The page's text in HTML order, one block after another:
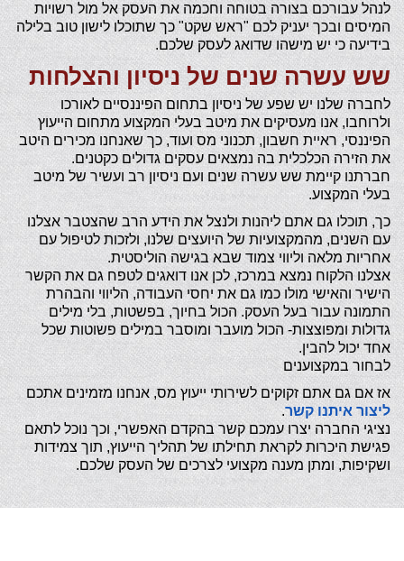
לנהל עבורכם בצורה בטוחה וחכמה את העסק אל מול רשויות
המיסים ובכך יעניק לכם "ראש שקט" כך שתוכלו לישון טוב בלילה
בידיעה כי יש מישהו שדואג לעסק שלכם.
שש עשרה שנים של ניסיון והצלחות
לחברה שלנו יש שפע של ניסיון בתחום הפיננסיים לאורכו
ולרוחבו, אנו מעסיקים את מיטב בעלי המקצוע מתחום הייעוץ
הפיננסי, ראיית חשבון, תכנוני מס ועוד, כך שאנחנו מכירים היטב
את הזירה הכלכלית בה נמצאים עסקים גדולים כקטנים.
חברתנו קיימת שש עשרה שנים ועם ניסיון רב ועשיר של מיטב
בעלי המקצוע.
כך, תוכלו גם אתם ליהנות ולנצל את הידע הרב שהצטבר אצלנו
עם השנים, מהמקצועיות של היועצים שלנו, ולזכות לטיפול עם
אחריות מלאה וליווי צמוד שבא בגישה הוליסטית.
אצלנו הלקוח נמצא במרכז, לכן אנו דואגים לטפח גם את הקשר
הישיר והאישי מולו כמו גם את יחסי העבודה, הליווי והבהרת
התמונה עבור בעל העסק. הכול בחיוך, בפשטות, בלי מילים
גדולות ומפוצצות- הכול מועבר ומוסבר במילים פשוטות שכל
אחד יכול להבין.
לבחור במקצוענים
אז אם גם אתם זקוקים לשירותי ייעוץ מס, אנחנו מזמינים אתכם
ליצור איתנו קשר.
נציגי החברה יצרו עמכם קשר בהקדם האפשרי, וכך נוכל לתאם
פגישת היכרות לקראת תחילתו של תהליך הייעוץ, תוך צמידות
ושקיפות, ומתן מענה מקצועי לצרכים של העסק שלכם.